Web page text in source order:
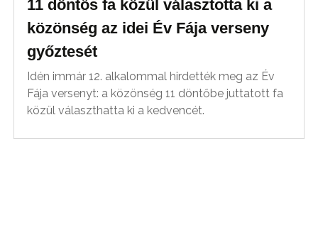
11 döntős fa közül választotta ki a
közönség az idei Év Fája verseny
győztesét
Idén immár 12. alkalommal hirdették meg az Év
Fája versenyt: a közönség 11 döntőbe juttatott fa
közül választhatta ki a kedvencét.